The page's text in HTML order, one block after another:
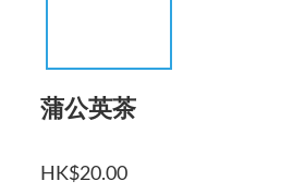
蒲公英茶
HK$20.00